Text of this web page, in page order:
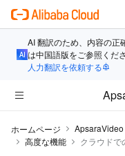
AI 翻訳のため、内容の正
は中国語版をご参照くださ
人力翻訳を依頼する
ホームページ
高度な機能
クラウドで